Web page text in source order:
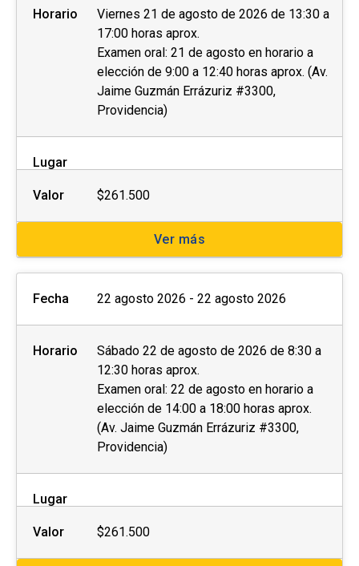
Horario
Viernes 21 de agosto de 2026 de 13:30 a
17:00 horas aprox.
Examen oral: 21 de agosto en horario a
elección de 9:00 a 12:40 horas aprox. (Av.
Jaime Guzmán Errázuriz #3300,
Providencia)
Lugar
Valor $261.500
Ver más
Fecha 22 agosto 2026 - 22 agosto 2026
Horario
Sábado 22 de agosto de 2026 de 8:30 a
12:30 horas aprox.
Examen oral: 22 de agosto en horario a
elección de 14:00 a 18:00 horas aprox.
(Av. Jaime Guzmán Errázuriz #3300,
Providencia)
Lugar
Valor $261.500